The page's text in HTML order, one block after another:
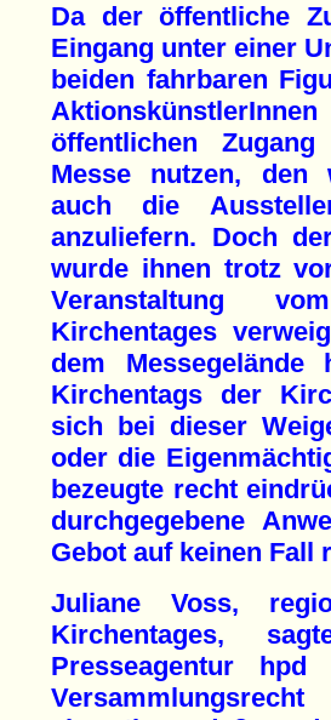
Da der öffentliche
Eingang unter einer
beiden fahrbaren
öffentlichen
Messe nutzen, den
auch die
anzuliefern. Doch
wurde ihnen trotz
Veranstaltung
Kirchentages
dem
Kirchentags der
sich bei dieser
oder die
bezeugte recht
durchgegebene
Gebot auf keinen Fall
Juliane Voss,
Kirchentages,
Presseagentur